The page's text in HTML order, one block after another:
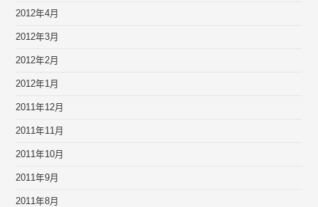
2012年4月
2012年3月
2012年2月
2012年1月
2011年12月
2011年11月
2011年10月
2011年9月
2011年8月